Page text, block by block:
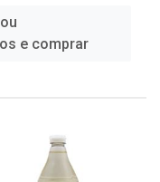
e comprar